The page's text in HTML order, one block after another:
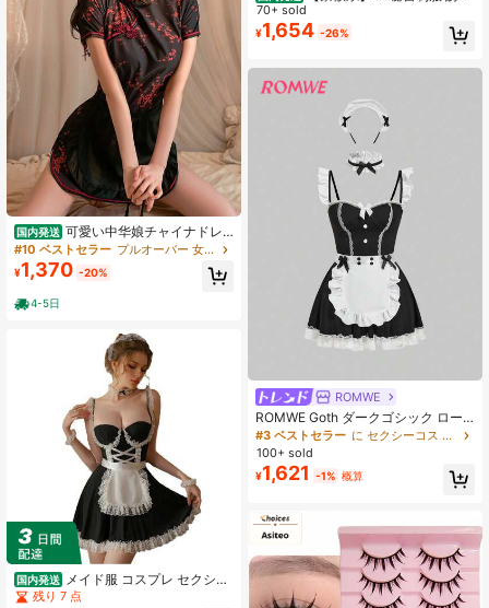
国内発送 可愛い中华娘チャイナドレ
ス＆エプロンセット 下着 ランジェリ
#10 ベストセラー プルオーバー 女性用コスプレ衣装
¥1,370 -20%
4-5日
国内発送
メイド服 コスプレ セクシー
透け透け 肩出し 袖なし レース フリ
残り 7 点
コスプレ ミニスカ 豪華4点セット ラ
ンジェリー セクシー
70+ sold
¥1,654 -26%
ROMWE
ROMWE Goth ダークゴシック ロー
ルプレイ メイド セクシーランジェリ
ーセット
#3 ベストセラー
に セクシーコス 女性用コスプレ衣装
100+ sold
¥1,621 -1% 概算